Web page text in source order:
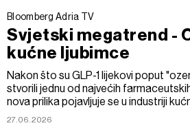
Bloomberg Adria TV
Svjetski megatrend -
kućne ljubimce
Nakon što su GLP-1 lijekovi poput
stvorili jednu od najvećih
nova prilika pojavljuje se u industriji
27.06.2026